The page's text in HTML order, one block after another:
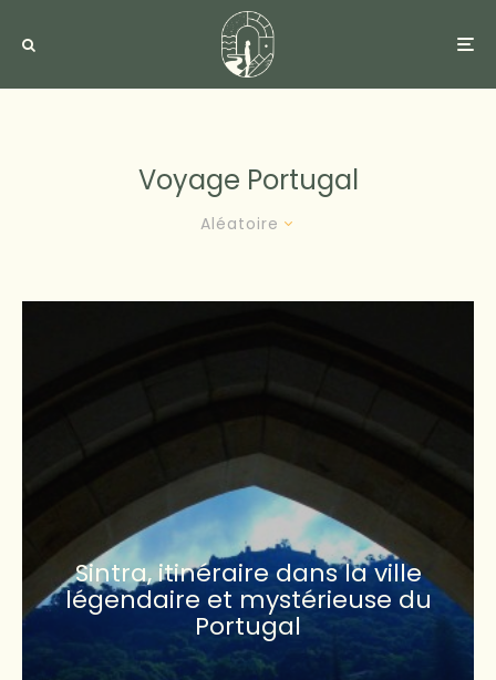
Voyage Portugal
Aléatoire
Sintra, itinéraire dans la ville
légendaire et mystérieuse du
Portugal